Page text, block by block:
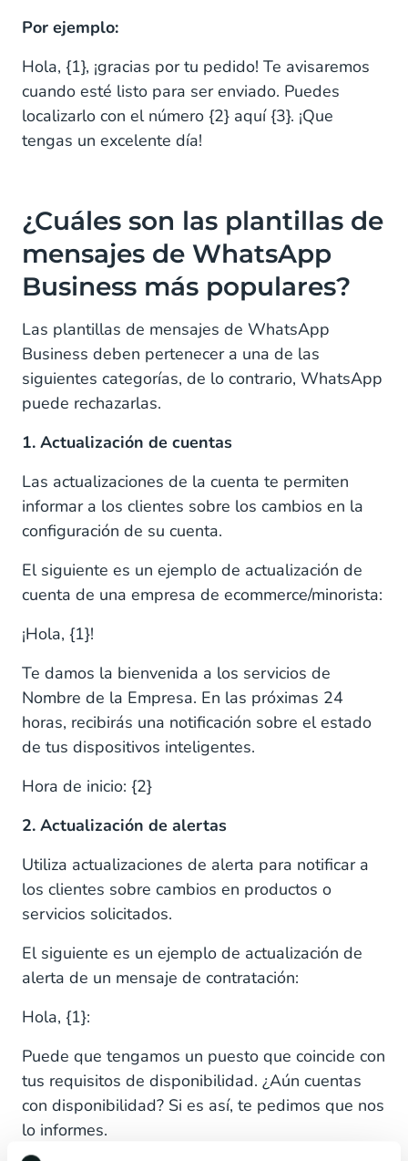
Por ejemplo:
Hola, {1}, ¡gracias por tu pedido! Te avisaremos
cuando esté listo para ser enviado. Puedes
localizarlo con el número {2} aquí {3}. ¡Que
tengas un excelente día!
¿Cuáles son las plantillas de
mensajes de WhatsApp
Business más populares?
Las plantillas de mensajes de WhatsApp
Business deben pertenecer a una de las
siguientes categorías, de lo contrario, WhatsApp
puede rechazarlas.
1. Actualización de cuentas
Las actualizaciones de la cuenta te permiten
informar a los clientes sobre los cambios en la
configuración de su cuenta.
El siguiente es un ejemplo de actualización de
cuenta de una empresa de ecommerce/minorista:
¡Hola, {1}!
Te damos la bienvenida a los servicios de
Nombre de la Empresa. En las próximas 24
horas, recibirás una notificación sobre el estado
de tus dispositivos inteligentes.
Hora de inicio: {2}
2. Actualización de alertas
Utiliza actualizaciones de alerta para notificar a
los clientes sobre cambios en productos o
servicios solicitados.
El siguiente es un ejemplo de actualización de
alerta de un mensaje de contratación:
Hola, {1}:
Puede que tengamos un puesto que coincide con
tus requisitos de disponibilidad. ¿Aún cuentas
con disponibilidad? Si es así, te pedimos que nos
lo informes.